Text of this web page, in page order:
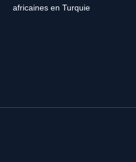
africaines en Turquie